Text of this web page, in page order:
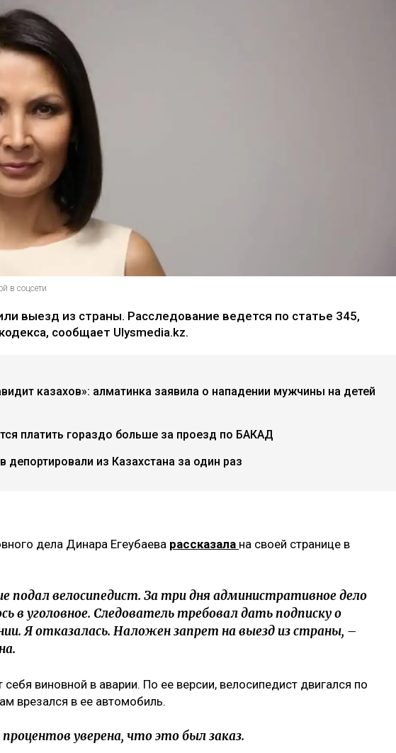
в соцсети
выезд из страны. Расследование ведется по статье 345,
сообщает Ulysmedia.kz.
казахов»: алматинка заявила о нападении мужчины на детей
платить гораздо больше за проезд по БАКАД
депортировали из Казахстана за один раз
дела Динара Егеубаева рассказала на своей странице в
подал велосипедист. За три дня административное дело
в уголовное. Следователь требовал дать подписку о
Я отказалась. Наложен запрет на выезд из страны, –
себя виновной в аварии. По ее версии, велосипедист двигался по
врезался в ее автомобиль.
уверена, что это был заказ.